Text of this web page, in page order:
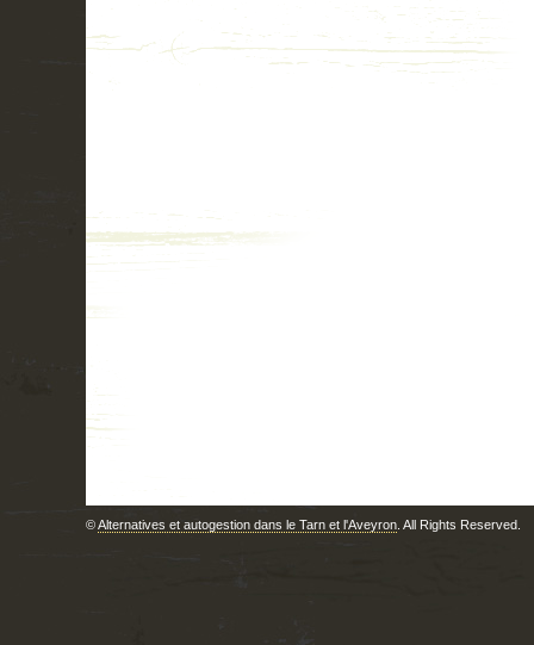
©Alternatives et autogestion dans le Tarn et l'Aveyron . All Rights Reserved.